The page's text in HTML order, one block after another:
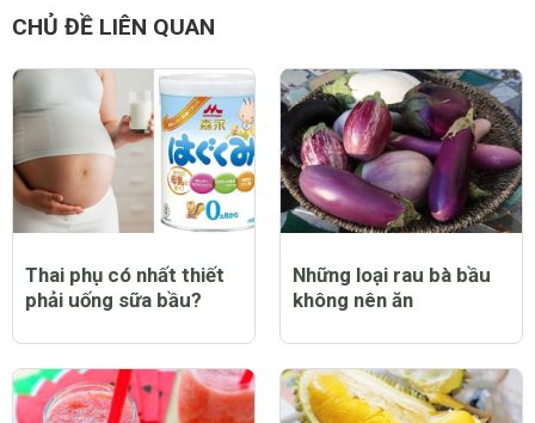
CHỦ ĐỀ LIÊN QUAN
Thai phụ có nhất thiết
phải uống sữa bầu?
Những loại rau bà bầu
không nên ăn